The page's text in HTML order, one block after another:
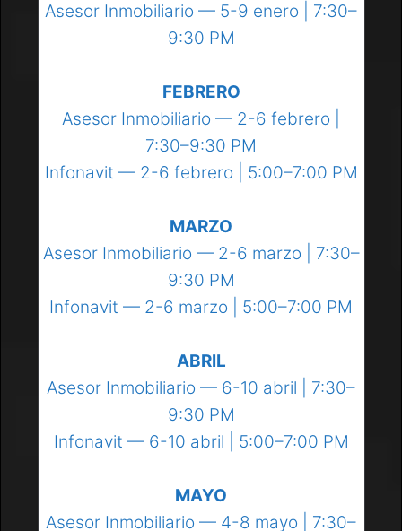
Asesor Inmobiliario — 5-9 enero | 7:30–
9:30 PM
FEBRERO
Asesor Inmobiliario — 2-6 febrero |
7:30–9:30 PM
Infonavit — 2-6 febrero | 5:00–7:00 PM
MARZO
Asesor Inmobiliario — 2-6 marzo | 7:30–
9:30 PM
Infonavit — 2-6 marzo | 5:00–7:00 PM
ABRIL
Asesor Inmobiliario — 6-10 abril | 7:30–
9:30 PM
Infonavit — 6-10 abril | 5:00–7:00 PM
MAYO
Asesor Inmobiliario — 4-8 mayo | 7:30–